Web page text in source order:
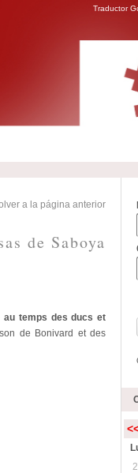
Traductor
a la página anterior
de Saboya
au temps des ducs et
de Bonivard et des